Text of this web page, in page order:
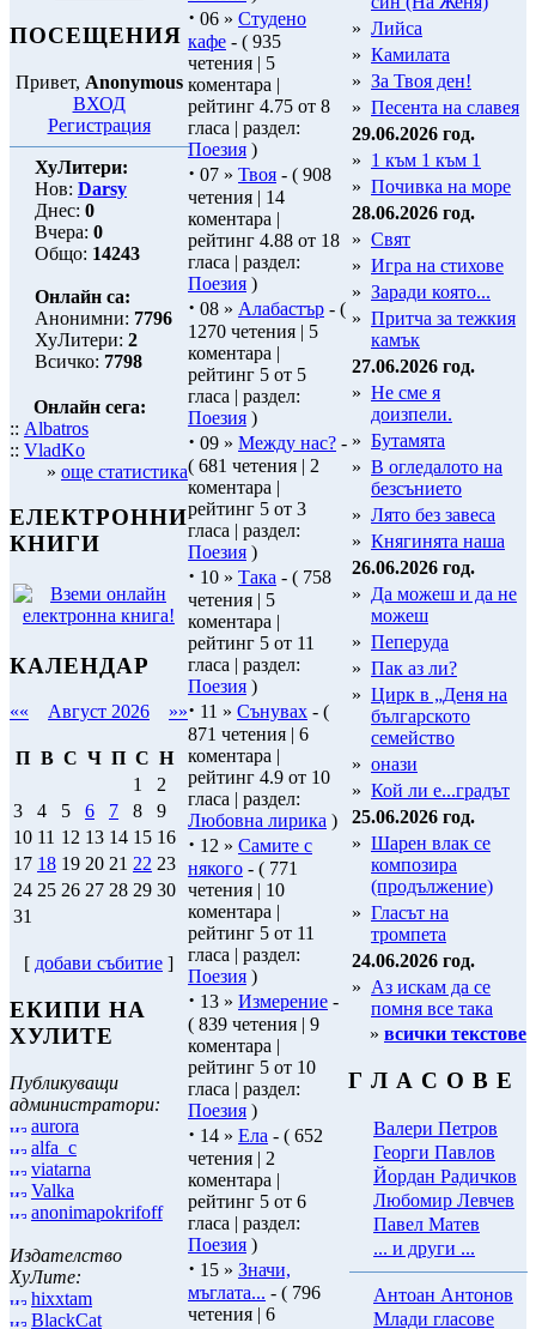
ПОСЕЩЕНИЯ
Привет, Anonymous
ВХОД
Регистрация
ХуЛитери:
Нов: Darsy
Днес: 0
Вчера: 0
Общо: 14243
Онлайн са:
Анонимни: 7796
ХуЛитери: 2
Всичко: 7798
Онлайн сега:
:: Albatros
:: VladKo
» още статистика
ЕЛЕКТРОННИ
КНИГИ
КАЛЕНДАР
«« Август 2026 »»
П В С Ч П С Н
1
2
3
4 5 6 7 8
9
10 11 12 13 14 15 16
17 18 19 20 21 22 23
24 25 26 27 28 29 30
31
[ добави събитие ]
ЕКИПИ НА
ХУЛИТЕ
Публикуващи
администратори:
aurora
alfa_c
viatarna
Valka
anonimapokrifoff
Издателство
ХуЛите:
hixxtam
BlackCat
· 06 » Студено
кафе - ( 935
четения | 5
коментара |
рейтинг 4.75 от 8
гласа | раздел:
Поезия )
· 07 » Твоя - ( 908
четения | 14
коментара |
рейтинг 4.88 от 18
гласа | раздел:
Поезия )
· 08 » Алабастър - (
1270 четения | 5
коментара |
рейтинг 5 от 5
гласа | раздел:
Поезия )
· 09 » Между нас? -
( 681 четения | 2
коментара |
рейтинг 5 от 3
гласа | раздел:
Поезия )
· 10 » Така - ( 758
четения | 5
коментара |
рейтинг 5 от 11
гласа | раздел:
Поезия )
· 11 » Сънувах - (
871 четения | 6
коментара |
рейтинг 4.9 от 10
гласа | раздел:
Любовна лирика )
· 12 » Самите с
някого - ( 771
четения | 10
коментара |
рейтинг 5 от 11
гласа | раздел:
Поезия )
· 13 » Измерение -
( 839 четения | 9
коментара |
рейтинг 5 от 10
гласа | раздел:
Поезия )
· 14 » Ела - ( 652
четения | 2
коментара |
рейтинг 5 от 6
гласа | раздел:
Поезия )
· 15 » Значи,
мъглата... - ( 796
четения | 6
» Лийса
» Камилата
» За Твоя ден!
» Песента на славея
29.06.2026 год.
» 1 към 1 към 1
» Почивка на море
28.06.2026 год.
» Свят
» Игра на стихове
» Заради която...
» Притча за тежкия
камък
27.06.2026 год.
» Не сме я
доизпели.
» Бутамята
» В огледалото на
безсънието
» Лято без завеса
» Княгинята наша
26.06.2026 год.
» Да можеш и да не
можеш
» Пеперуда
» Пак аз ли?
» Цирк в „Деня на
българското
семейство
» онази
» Кой ли е...градът
25.06.2026 год.
» Шарен влак се
композира
(продължение)
» Гласът на
тромпета
24.06.2026 год.
» Аз искам да се
помня все така
» всички текстове
Г Л А С О В Е
Валери Петров
Георги Павлов
Йордан Радичков
Любомир Левчев
Павел Матев
... и други ...
Антоан Антонов
Млади гласове